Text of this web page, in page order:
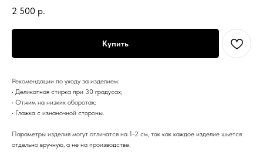
2 500 р.
Купить
Рекомендации по уходу за изделием:
• Деликатная стирка при 30 градусах;
• Отжим на низких оборотах;
• Глажка с изнаночной стороны.
Параметры изделия могут отличатся на 1-2 см, так как каждое изделие шьется
отдельно вручную, а не на производстве.